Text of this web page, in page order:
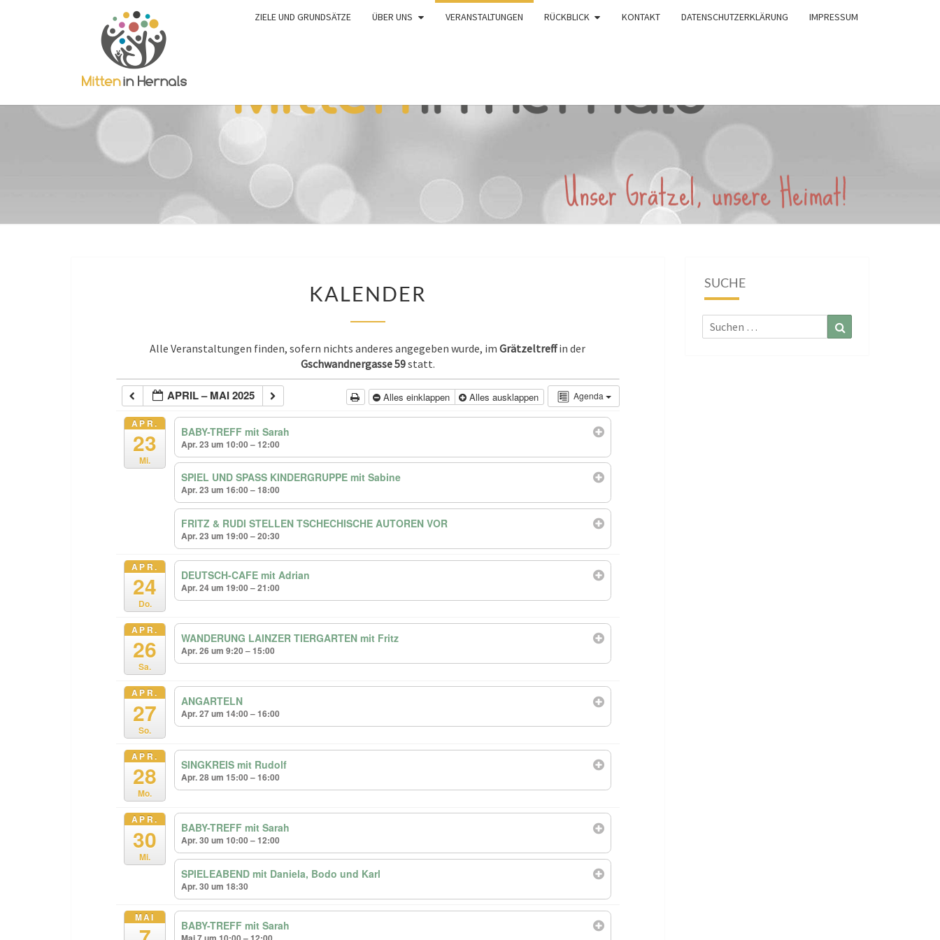
ZIELE UND GRUNDSÄTZE ÜBER UNS VERANSTALTUNGEN RÜCKBLICK KONTAKT DATENSCHUTZERKLÄRUNG IMPRESSUM
KALENDER
Alle Veranstaltungen finden, sofern nichts anderes angegeben wurde, imGrätzeltreffin der
Gschwandnergasse 59statt.
Agenda
APRIL – MAI 2025 Alles einklappen Alles ausklappen
APR.
23
Mi.
BABY-TREFF mit Sarah
Apr. 23 um 10:00 – 12:00
SPIEL UND SPASS KINDERGRUPPE mit Sabine
Apr. 23 um 16:00 – 18:00
FRITZ & RUDI STELLEN TSCHECHISCHE AUTOREN VOR
Apr. 23 um 19:00 – 20:30
APR.
24
Do.
DEUTSCH-CAFE mit Adrian
Apr. 24 um 19:00 – 21:00
APR.
26
Sa.
WANDERUNG LAINZER TIERGARTEN mit Fritz
Apr. 26 um 9:20 – 15:00
APR.
27
So.
ANGARTELN
Apr. 27 um 14:00 – 16:00
APR.
28
Mo.
SINGKREIS mit Rudolf
Apr. 28 um 15:00 – 16:00
APR.
30
Mi.
BABY-TREFF mit Sarah
Apr. 30 um 10:00 – 12:00
SPIELEABEND mit Daniela, Bodo und Karl
Apr. 30 um 18:30
MAI
BABY-TREFF mit Sarah
SUCHE
Suchen
nach: